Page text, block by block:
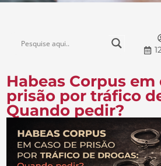
Habeas Corpus em
prisão por tráfico
Quando pedir?